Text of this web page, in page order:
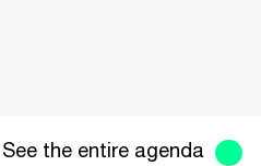
See the entire agenda